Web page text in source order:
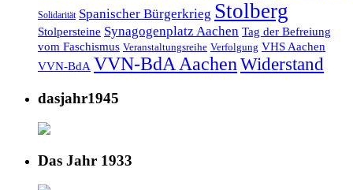
Solidarität Spanischer Bürgerkrieg Stolberg
Stolpersteine Synagogenplatz Aachen Tag der Befreiung
vom Faschismus Veranstaltungsreihe Verfolgung VHS Aachen
VVN-BdA VVN-BdA AachenWiderstand
dasjahr1945
Das Jahr 1933